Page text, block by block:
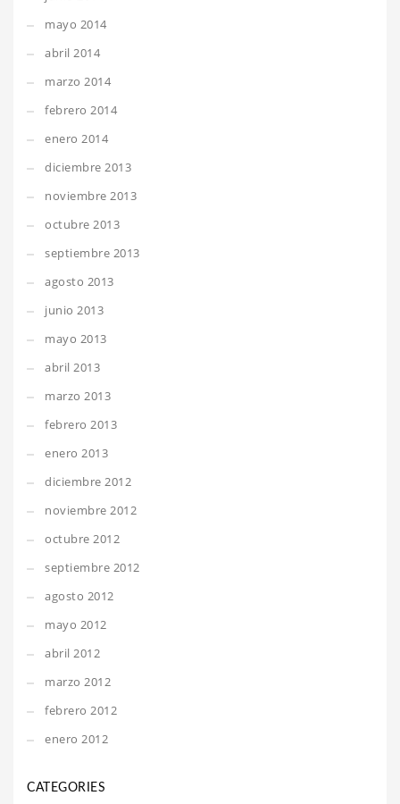
mayo 2014
abril 2014
marzo 2014
febrero 2014
enero 2014
diciembre 2013
noviembre 2013
octubre 2013
septiembre 2013
agosto 2013
junio 2013
mayo 2013
abril 2013
marzo 2013
febrero 2013
enero 2013
diciembre 2012
noviembre 2012
octubre 2012
septiembre 2012
agosto 2012
mayo 2012
abril 2012
marzo 2012
febrero 2012
enero 2012
CATEGORIES